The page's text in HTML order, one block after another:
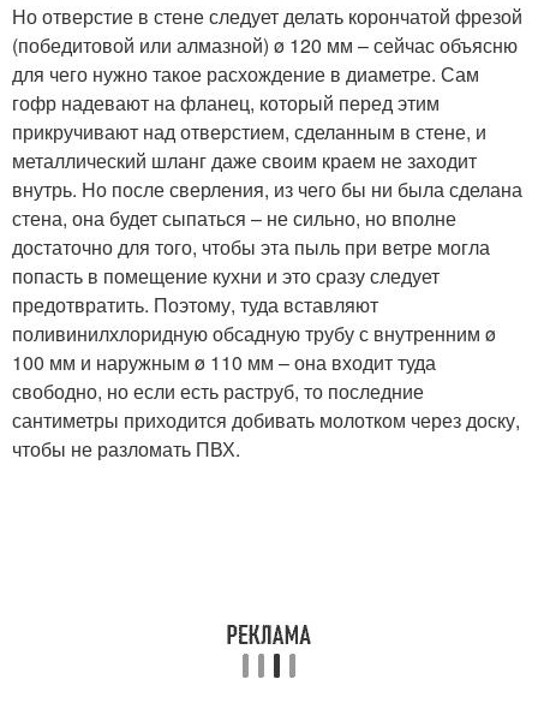
Но отверстие в стене следует делать корончатой фрезой
(победитовой или алмазной) ø 120 мм – сейчас объясню
для чего нужно такое расхождение в диаметре. Сам
гофр надевают на фланец, который перед этим
прикручивают над отверстием, сделанным в стене, и
металлический шланг даже своим краем не заходит
внутрь. Но после сверления, из чего бы ни была сделана
стена, она будет сыпаться – не сильно, но вполне
достаточно для того, чтобы эта пыль при ветре могла
попасть в помещение кухни и это сразу следует
предотвратить. Поэтому, туда вставляют
поливинилхлоридную обсадную трубу с внутренним ø
100 мм и наружным ø 110 мм – она входит туда
свободно, но если есть раструб, то последние
сантиметры приходится добивать молотком через доску,
чтобы не разломать ПВХ.